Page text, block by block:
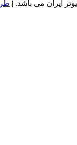
ایران می باشد. |